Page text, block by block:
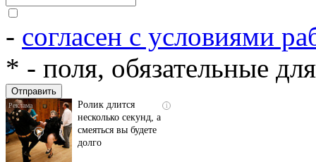
- согласен с условиями
* - поля, обязательные
i
Скрытая камера на
пляже Крыма: Что
люди вытворяют, когда
их не видят...
i
Ролик длится
несколько секунд, а
смеяться вы будете
долго